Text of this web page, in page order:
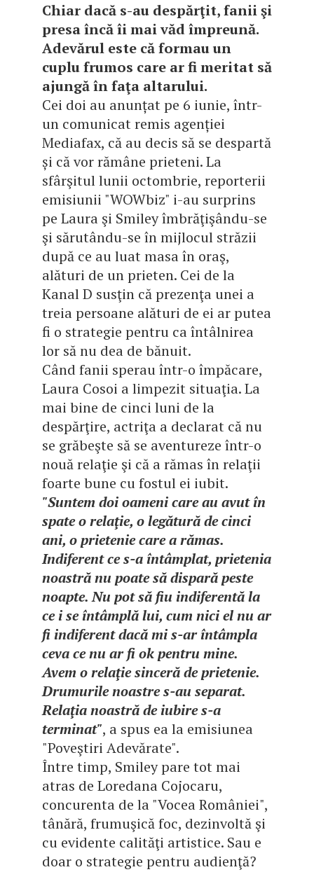
Chiar dacă s-au despărţit, fanii şi
presa încă îi mai văd împreună.
Adevărul este că formau un
cuplu frumos care ar fi meritat să
ajungă în faţa altarului.
Cei doi au anunțat pe 6 iunie, într-
un comunicat remis agenției
Mediafax, că au decis să se despartă
și că vor rămâne prieteni. La
sfârşitul lunii octombrie, reporterii
emisiunii "WOWbiz" i-au surprins
pe Laura şi Smiley îmbrăţişându-se
şi sărutându-se în mijlocul străzii
după ce au luat masa în oraş,
alături de un prieten. Cei de la
Kanal D susţin că prezenţa unei a
treia persoane alături de ei ar putea
fi o strategie pentru ca întâlnirea
lor să nu dea de bănuit.
Când fanii sperau într-o împăcare,
Laura Cosoi a limpezit situaţia. La
mai bine de cinci luni de la
despărţire, actriţa a declarat că nu
se grăbeşte să se aventureze într-o
nouă relaţie şi că a rămas în relaţii
foarte bune cu fostul ei iubit.
"Suntem doi oameni care au avut în
spate o relaţie, o legătură de cinci
ani, o prietenie care a rămas.
Indiferent ce s-a întâmplat, prietenia
noastră nu poate să dispară peste
noapte. Nu pot să fiu indiferentă la
ce i se întâmplă lui, cum nici el nu ar
fi indiferent dacă mi s-ar întâmpla
ceva ce nu ar fi ok pentru mine.
Avem o relaţie sinceră de prietenie.
Drumurile noastre s-au separat.
Relaţia noastră de iubire s-a
terminat", a spus ea la emisiunea
"Poveştiri Adevărate".
Între timp, Smiley pare tot mai
atras de Loredana Cojocaru,
concurenta de la "Vocea României",
tânără, frumuşică foc, dezinvoltă şi
cu evidente calităţi artistice. Sau e
doar o strategie pentru audienţă?